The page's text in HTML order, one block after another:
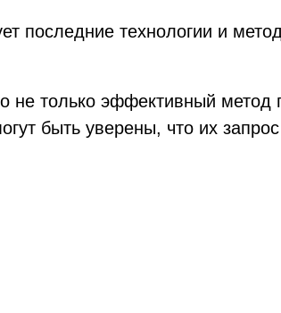
последние технологии и
не только эффективный
быть уверены, что их